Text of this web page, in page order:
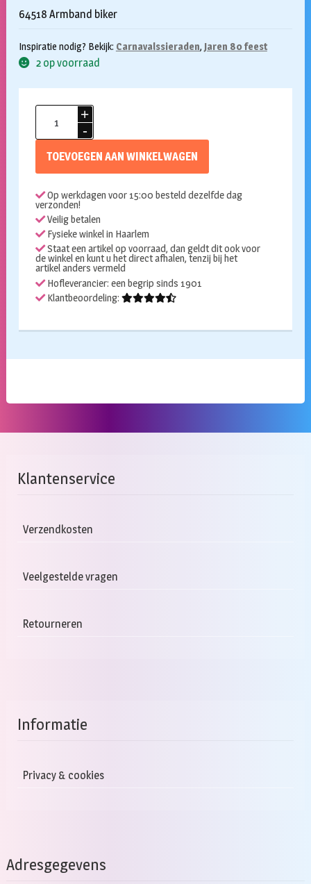
64518 Armband biker
Inspiratie nodig? Bekijk: Carnavalssieraden, Jaren 80 feest
2 op voorraad
armband
TOEVOEGEN AAN WINKELWAGEN
Op werkdagen voor 15:00 besteld dezelfde dag
verzonden!
Veilig betalen
Fysieke winkel in Haarlem
Staat een artikel op voorraad, dan geldt dit ook voor
de winkel en kunt u het direct afhalen, tenzij bij het
artikel anders vermeld
Hofleverancier: een begrip sinds 1901
Klantbeoordeling:
Klantenservice
Verzendkosten
Veelgestelde vragen
Retourneren
Informatie
Privacy & cookies
Adresgegevens